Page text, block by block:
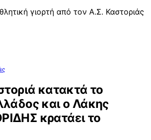
γιορτή από τον Α.Σ. Καστοριάς
κατακτά το
και ο Λάκης
κρατάει το